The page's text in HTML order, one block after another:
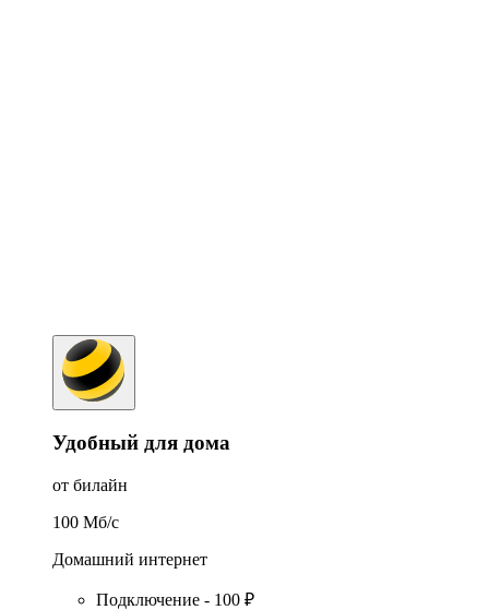
Удобный для дома
от билайн
100 Мб/c
Домашний интернет
Подключение - 100 ₽